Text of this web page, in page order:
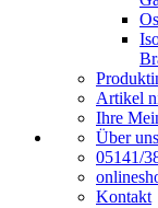
Artikel
Ihre
Über uns
05141/
Kontakt